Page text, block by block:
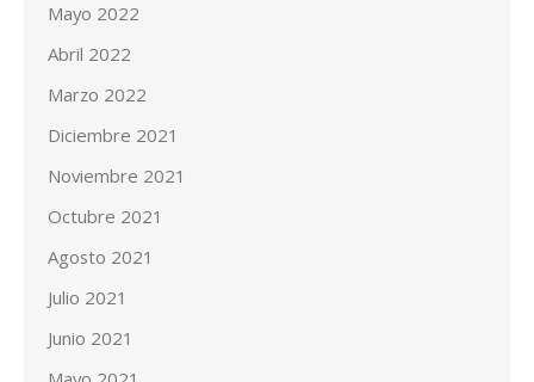
Mayo 2022
Abril 2022
Marzo 2022
Diciembre 2021
Noviembre 2021
Octubre 2021
Agosto 2021
Julio 2021
Junio 2021